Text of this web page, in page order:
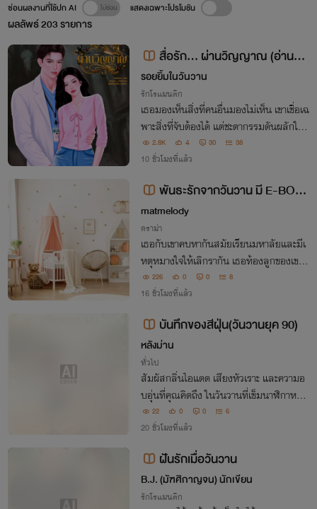
ผลลัพธ์203รายการ
ซ่อนผลงานที่ใช้ปก AI แสดงเฉพาะโปรโมชัน
สื่อรัก...​ ผ่านวิญญาณ (อ่านฟรี
จบเรื่อง)
รอยยิ้มในวันวาน
รักโรแมนติก
เธอมองเห็นสิ่งที่คนอื่นมองไม่เห็น เขาเชื่อเฉ
พาะสิ่งที่จับต้องได้ แต่ชะตากรรมดันผลักให้
ทั้งสองมาอยู่ในโลกใบเดียวกัน
2.8K 4 30 38
10 ชั่วโมงที่แล้ว
พันธะรักจากวันวาน มี E-BOO
K
matmelody
ดราม่า
เธอกับเขาคบหากันสมัยเรียนมหาลัยและมีเ
หตุหมางใจให้เลิกรากัน เธอท้องลูกของเขาแ
ละไม่ได้ความจริง จนกระทั่งวนมาหาเจอกันอี
กครั้งในฐานะเจ้านายกับลูกน้อง
226 0 0 8
16 ชั่วโมงที่แล้ว
บันทึกของสีฝุ่น(วันวานยุค 90)
หลังม่าน
ทั่วไป
สัมผัสกลิ่นไอแดด เสียงหัวเราะ และความอ
บอุ่นที่คุณคิดถึง ในวันวานที่เข็มนาฬิกาหมุน
ช้ากว่าวันนี้...
22 0 0 6
20 ชั่วโมงที่แล้ว
ฝันรักเมื่อวันวาน
B.J. (มัฑศิกาญจน) นักเขียน
รักโรแมนติก